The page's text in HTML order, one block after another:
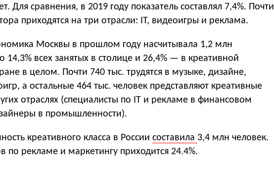
Для сравнения, в 2019 году показатель составлял 7,4%. Почти
приходятся на три отрасли: IT, видеоигры и реклама.
Москвы в прошлом году насчитывала 1,2 млн
14,3% всех занятых в столице и 26,4% — в креативной
в целом. Почти 740 тыс. трудятся в музыке, дизайне,
а остальные 464 тыс. человек представляют креативные
отраслях (специалисты по IT и рекламе в финансовом
в промышленности).
креативного класса в России составила 3,4 млн человек.
по рекламе и маркетингу приходится 24.4%.